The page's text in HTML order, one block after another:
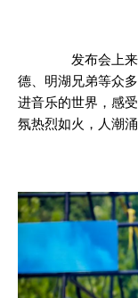
发布会上来自济
德、明湖兄弟等众
进音乐的世界，感受
氛热烈如火，人潮